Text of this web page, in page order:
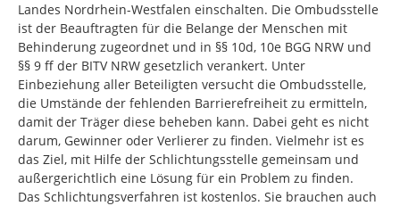
Landes Nordrhein-Westfalen einschalten. Die Ombudsstelle
ist der Beauftragten für die Belange der Menschen mit
Behinderung zugeordnet und in §§ 10d, 10e BGG NRW und
§§ 9 ff der BITV NRW gesetzlich verankert. Unter
Einbeziehung aller Beteiligten versucht die Ombudsstelle,
die Umstände der fehlenden Barrierefreiheit zu ermitteln,
damit der Träger diese beheben kann. Dabei geht es nicht
darum, Gewinner oder Verlierer zu finden. Vielmehr ist es
das Ziel, mit Hilfe der Schlichtungsstelle gemeinsam und
außergerichtlich eine Lösung für ein Problem zu finden.
Das Schlichtungsverfahren ist kostenlos. Sie brauchen auch